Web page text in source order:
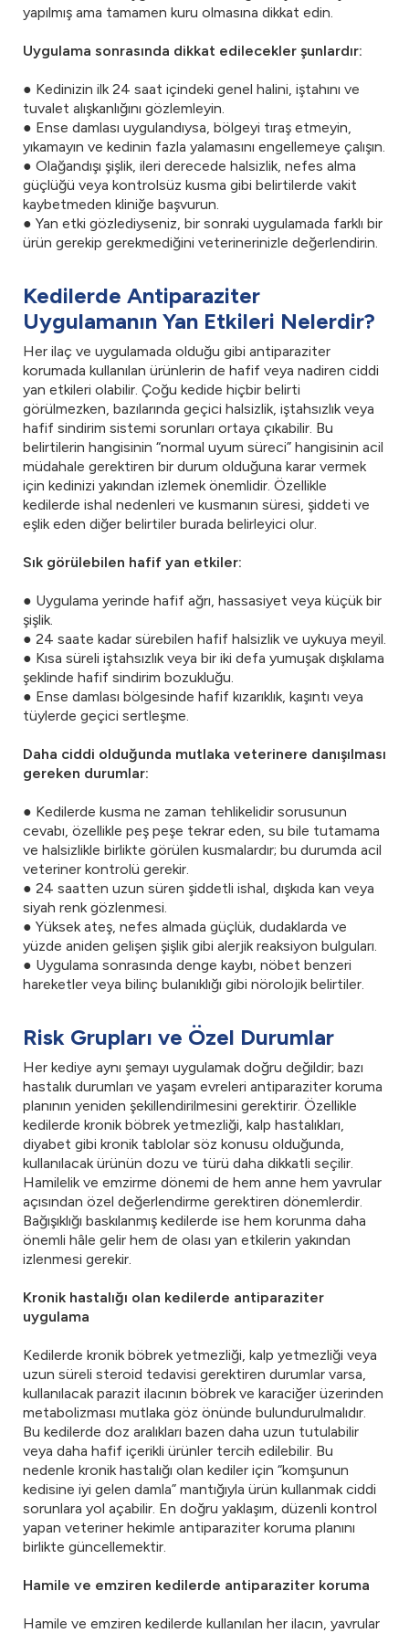
yapılmış ama tamamen kuru olmasına dikkat edin.
Uygulama sonrasında dikkat edilecekler şunlardır:
● Kedinizin ilk 24 saat içindeki genel halini, iştahını ve
tuvalet alışkanlığını gözlemleyin.
● Ense damlası uygulandıysa, bölgeyi tıraş etmeyin,
yıkamayın ve kedinin fazla yalamasını engellemeye çalışın.
● Olağandışı şişlik, ileri derecede halsizlik, nefes alma
güçlüğü veya kontrolsüz kusma gibi belirtilerde vakit
kaybetmeden kliniğe başvurun.
● Yan etki gözlediyseniz, bir sonraki uygulamada farklı bir
ürün gerekip gerekmediğini veterinerinizle değerlendirin.
Kedilerde Antiparaziter
Uygulamanın Yan Etkileri Nelerdir?
Her ilaç ve uygulamada olduğu gibi antiparaziter
korumada kullanılan ürünlerin de hafif veya nadiren ciddi
yan etkileri olabilir. Çoğu kedide hiçbir belirti
görülmezken, bazılarında geçici halsizlik, iştahsızlık veya
hafif sindirim sistemi sorunları ortaya çıkabilir. Bu
belirtilerin hangisinin “normal uyum süreci” hangisinin acil
müdahale gerektiren bir durum olduğuna karar vermek
için kedinizi yakından izlemek önemlidir. Özellikle
kedilerde ishal nedenleri ve kusmanın süresi, şiddeti ve
eşlik eden diğer belirtiler burada belirleyici olur.
Sık görülebilen hafif yan etkiler:
● Uygulama yerinde hafif ağrı, hassasiyet veya küçük bir
şişlik.
● 24 saate kadar sürebilen hafif halsizlik ve uykuya meyil.
● Kısa süreli iştahsızlık veya bir iki defa yumuşak dışkılama
şeklinde hafif sindirim bozukluğu.
● Ense damlası bölgesinde hafif kızarıklık, kaşıntı veya
tüylerde geçici sertleşme.
Daha ciddi olduğunda mutlaka veterinere danışılması
gereken durumlar:
● Kedilerde kusma ne zaman tehlikelidir sorusunun
cevabı, özellikle peş peşe tekrar eden, su bile tutamama
ve halsizlikle birlikte görülen kusmalardır; bu durumda acil
veteriner kontrolü gerekir.
● 24 saatten uzun süren şiddetli ishal, dışkıda kan veya
siyah renk gözlenmesi.
● Yüksek ateş, nefes almada güçlük, dudaklarda ve
yüzde aniden gelişen şişlik gibi alerjik reaksiyon bulguları.
● Uygulama sonrasında denge kaybı, nöbet benzeri
hareketler veya bilinç bulanıklığı gibi nörolojik belirtiler.
Risk Grupları ve Özel Durumlar
Her kediye aynı şemayı uygulamak doğru değildir; bazı
hastalık durumları ve yaşam evreleri antiparaziter koruma
planının yeniden şekillendirilmesini gerektirir. Özellikle
kedilerde kronik böbrek yetmezliği, kalp hastalıkları,
diyabet gibi kronik tablolar söz konusu olduğunda,
kullanılacak ürünün dozu ve türü daha dikkatli seçilir.
Hamilelik ve emzirme dönemi de hem anne hem yavrular
açısından özel değerlendirme gerektiren dönemlerdir.
Bağışıklığı baskılanmış kedilerde ise hem korunma daha
önemli hâle gelir hem de olası yan etkilerin yakından
izlenmesi gerekir.
Kronik hastalığı olan kedilerde antiparaziter
uygulama
Kedilerde kronik böbrek yetmezliği, kalp yetmezliği veya
uzun süreli steroid tedavisi gerektiren durumlar varsa,
kullanılacak parazit ilacının böbrek ve karaciğer üzerinden
metabolizması mutlaka göz önünde bulundurulmalıdır.
Bu kedilerde doz aralıkları bazen daha uzun tutulabilir
veya daha hafif içerikli ürünler tercih edilebilir. Bu
nedenle kronik hastalığı olan kediler için “komşunun
kedisine iyi gelen damla” mantığıyla ürün kullanmak ciddi
sorunlara yol açabilir. En doğru yaklaşım, düzenli kontrol
yapan veteriner hekimle antiparaziter koruma planını
birlikte güncellemektir.
Hamile ve emziren kedilerde antiparaziter koruma
Hamile ve emziren kedilerde kullanılan her ilacın, yavrular